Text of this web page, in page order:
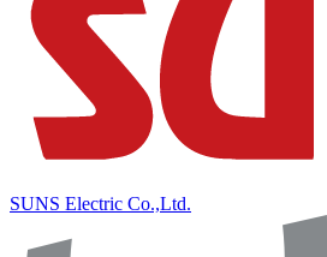
SUNS Electric Co.,Ltd.